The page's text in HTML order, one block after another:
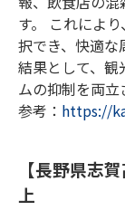
す。 これによ
択でき、快適な
結果として、観
ムの抑制を両立
参考： https://
【長野県志
上